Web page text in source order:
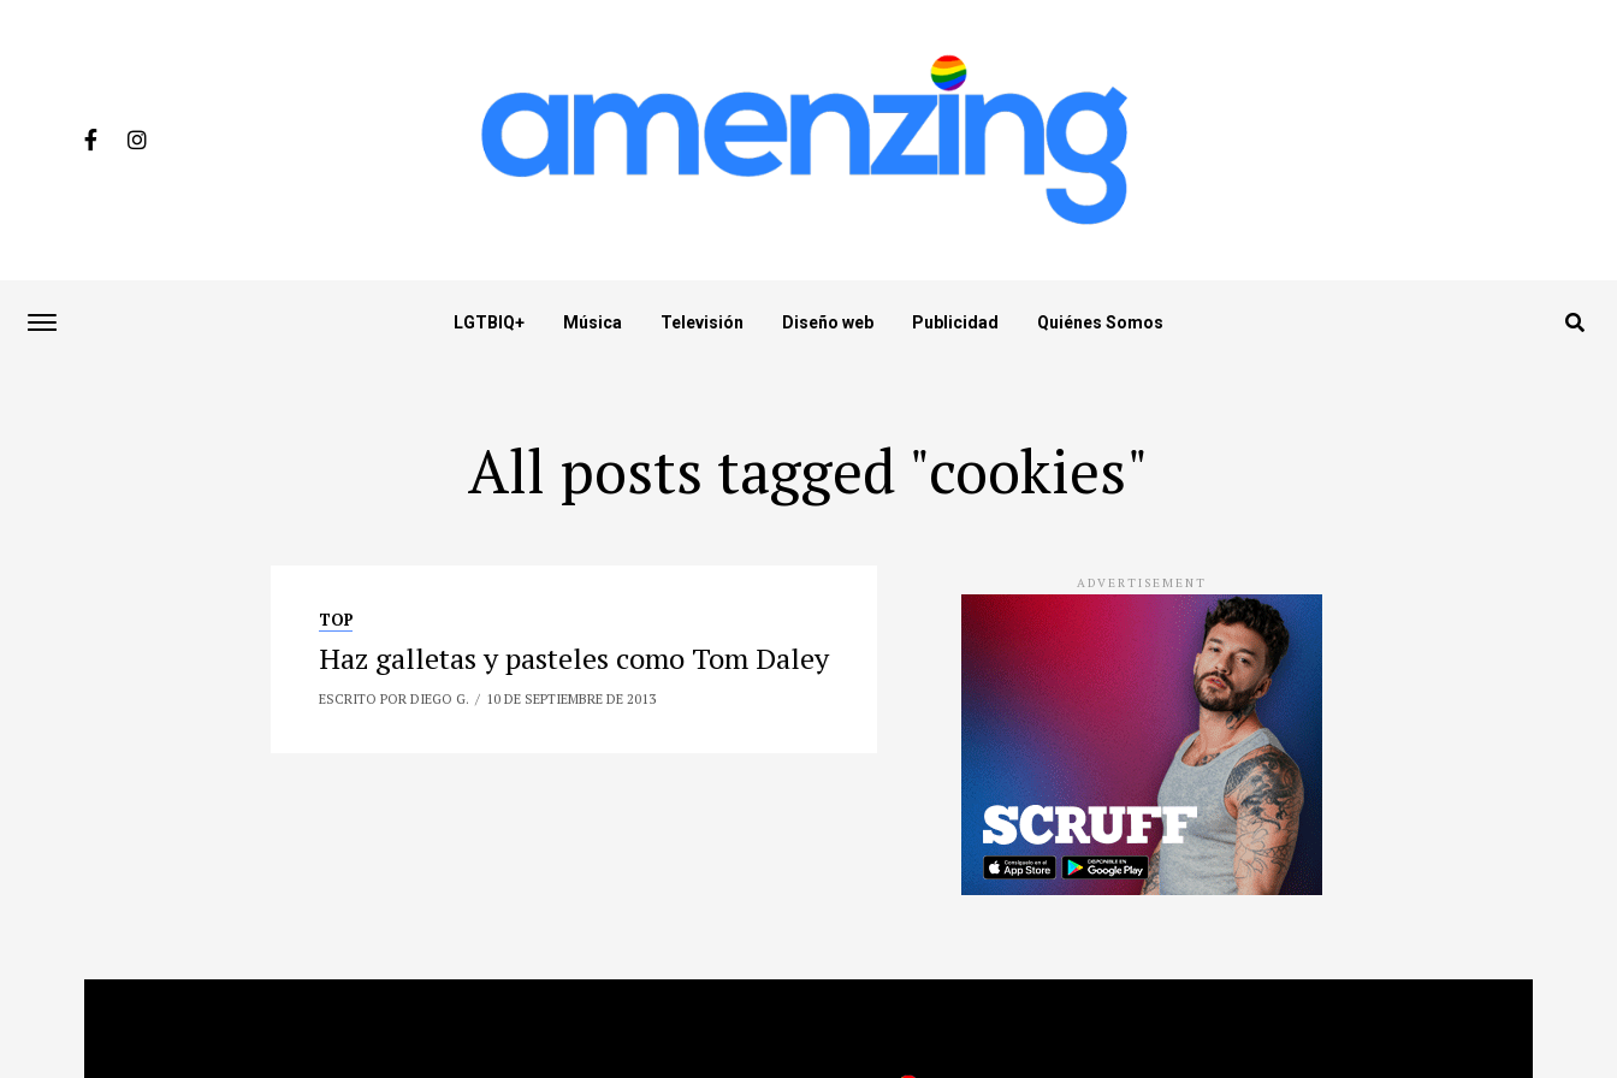
LGTBIQ+ Música Televisión Diseño web Publicidad Quiénes Somos
All posts tagged "cookies"
TOP
Haz galletas y pasteles como Tom Daley
ESCRITO POR DIEGO G. 10 DE SEPTIEMBRE DE 2013
ADVERTISEMENT